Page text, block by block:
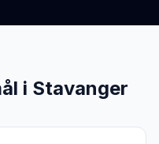
i Stavanger